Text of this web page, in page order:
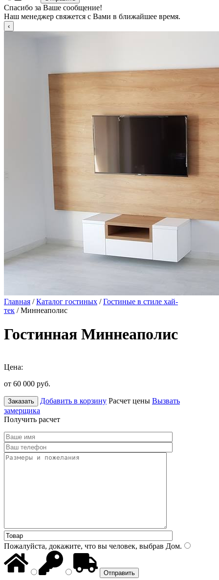
Спасибо за Ваше сообщение!
Наш менеджер свяжется с Вами в ближайшее время.
Главная /Каталог гостиных /Гостиные в стиле хай-
тек / Миннеаполис
Гостинная Миннеаполис
Цена:
от 60 000 руб.
Заказать Добавить в корзину Расчет цены Вызвать
замерщика
Получить расчет
Пожалуйста, докажите, что вы человек, выбрав Дом.